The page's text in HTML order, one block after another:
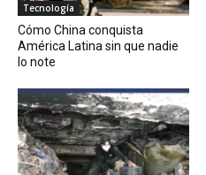
Tecnología
Cómo China conquista
América Latina sin que nadie
lo note